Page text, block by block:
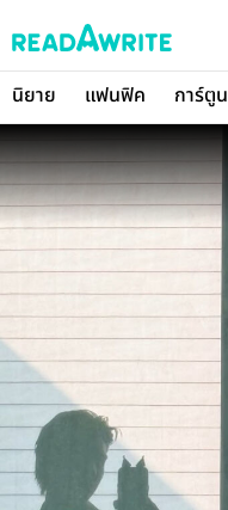
นิยาย แฟนฟิค การ์ตูน